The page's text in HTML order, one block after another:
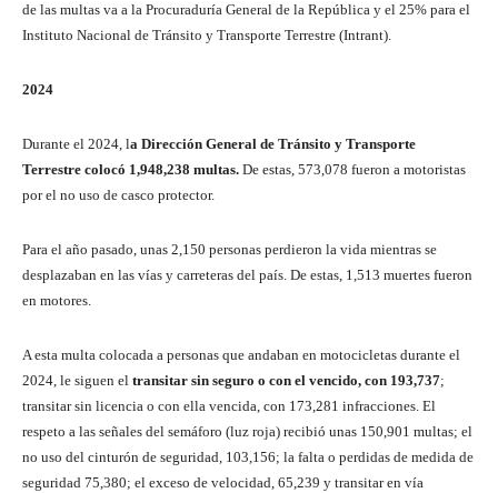
de las multas va a la Procuraduría General de la República y el 25% para el
Instituto Nacional de Tránsito y Transporte Terrestre (Intrant).
2024
Durante el 2024, la Dirección General de Tránsito y Transporte
Terrestre colocó 1,948,238 multas. De estas, 573,078 fueron a motoristas
por el no uso de casco protector.
Para el año pasado, unas 2,150 personas perdieron la vida mientras se
desplazaban en las vías y carreteras del país. De estas, 1,513 muertes fueron
en motores.
A esta multa colocada a personas que andaban en motocicletas durante el
2024, le siguen el transitar sin seguro o con el vencido, con 193,737;
transitar sin licencia o con ella vencida, con 173,281 infracciones. El
respeto a las señales del semáforo (luz roja) recibió unas 150,901 multas; el
no uso del cinturón de seguridad, 103,156; la falta o perdidas de medida de
seguridad 75,380; el exceso de velocidad, 65,239 y transitar en vía